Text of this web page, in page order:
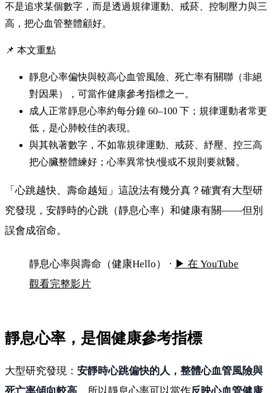
不是追求某個數字，而是透過規律運動、戒菸、控制壓力與三
高，把心血管整體顧好。
📌 本文重點
靜息心率偏快與較高心血管風險、死亡率有關聯（非絕
對因果），可當作健康參考指標之一。
成人正常靜息心率約每分鐘 60–100 下；規律運動者常更
低，是心肺較佳的表現。
與其執著數字，不如靠規律運動、戒菸、紓壓、控三高
把心臟整體練好；心率異常快/慢或不規則要就醫。
「心跳越快、壽命越短」這說法有幾分真？確實有大型研
究發現，安靜時的心跳（靜息心率）和健康有關——但別
誤會成宿命。
心跳快慢和壽命有關嗎？認識「靜息心率」
靜息心率與壽命（健康Hello） · ▶ 在 YouTube
觀看完整影片
靜息心率，是個健康參考指標
大型研究發現： 安靜時心跳偏快的人，整體心血管風險與